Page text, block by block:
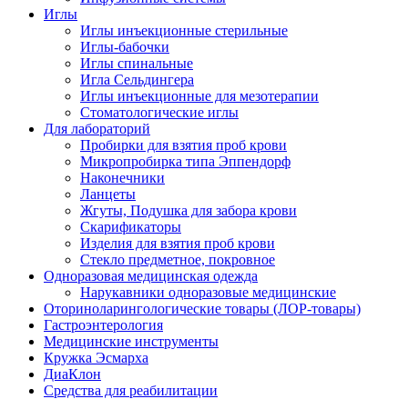
Иглы
Иглы инъекционные стерильные
Иглы-бабочки
Иглы спинальные
Игла Сельдингера
Иглы инъекционные для мезотерапии
Стоматологические иглы
Для лабораторий
Пробирки для взятия проб крови
Микропробирка типа Эппендорф
Наконечники
Ланцеты
Жгуты, Подушка для забора крови
Скарификаторы
Изделия для взятия проб крови
Стекло предметное, покровное
Одноразовая медицинская одежда
Нарукавники одноразовые медицинские
Оториноларингологические товары (ЛОР-товары)
Гастроэнтерология
Медицинские инструменты
Кружка Эсмарха
ДиаКлон
Средства для реабилитации